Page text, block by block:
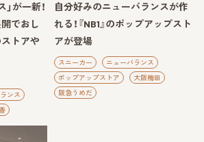
が一新！
でおし
トアや
ンス
自分好みのニューバランスが作
れる！『NB1』のポップアップスト
アが登場
スニーカー
ニューバランス
ポップアップストア
大阪梅田
阪急うめだ